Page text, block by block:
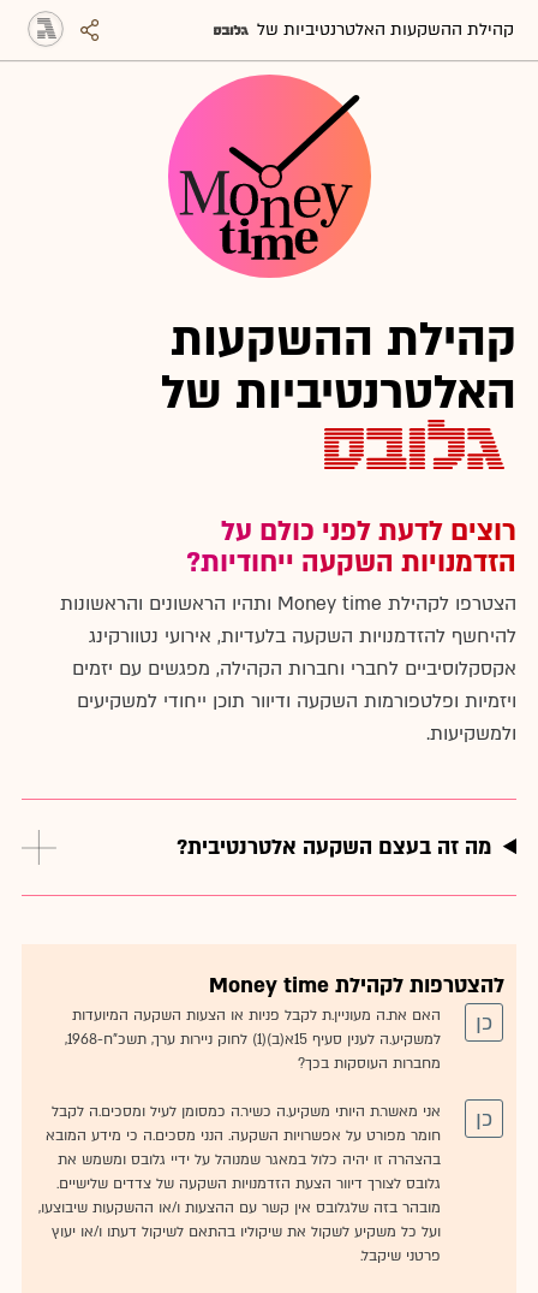
קהילת ההשקעות האלטרנטיביות של
קהילת ההשקעות
האלטרנטיביות של
רוצים לדעת לפני כולם על
הזדמנויות השקעה ייחודיות?
הצטרפו לקהילת Money time ותהיו הראשונים והראשונות
להיחשף להזדמנויות השקעה בלעדיות, אירועי נטוורקינג
אקסקלוסיביים לחברי וחברות הקהילה, מפגשים עם יזמים
ויזמיות ופלטפורמות השקעה ודיוור תוכן ייחודי למשקיעים
ולמשקיעות.
מה זה בעצם השקעה אלטרנטיבית?
להצטרפות לקהילת Money time
כן
האם את.ה מעוניין.ת לקבל פניות או הצעות השקעה המיועדות
למשקיע.ה לענין סעיף 15א(ב)(1) לחוק ניירות ערך, תשכ"ח-1968,
מחברות העוסקות בכך?
כן
אני מאשר.ת היותי משקיע.ה כשיר.ה כמסומן לעיל ומסכים.ה לקבל
חומר מפורט על אפשרויות השקעה. הנני מסכים.ה כי מידע המובא
בהצהרה זו יהיה כלול במאגר שמנוהל על ידיי גלובס ומשמש את
גלובס לצורך דיוור הצעת הזדמנויות השקעה של צדדים שלישיים.
מובהר בזה שלגלובס אין קשר עם ההצעות ו/או ההשקעות שיבוצעו,
ועל כל משקיע לשקול את שיקוליו בהתאם לשיקול דעתו ו/או יעוץ
פרטני שיקבל.